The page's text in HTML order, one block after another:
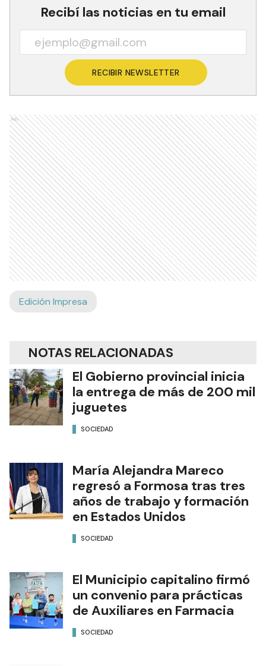
Recibí las noticias en tu email
RECIBIR NEWSLETTER
Ads
Edición Impresa
NOTAS RELACIONADAS
El Gobierno provincial inicia
la entrega de más de 200 mil
juguetes
SOCIEDAD
María Alejandra Mareco
regresó a Formosa tras tres
años de trabajo y formación
en Estados Unidos
SOCIEDAD
El Municipio capitalino firmó
un convenio para prácticas
de Auxiliares en Farmacia
SOCIEDAD